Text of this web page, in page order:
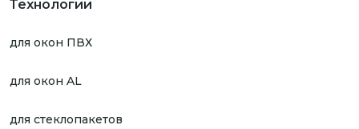
Технологии
для окон ПВХ
для окон AL
для стеклопакетов